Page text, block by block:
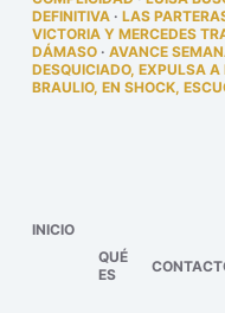
DEFINITIVA· LAS
VICTORIA Y MERCEDES
DÁMASO· AVANCE
DESQUICIADO, EXPULSA
BRAULIO, EN SHOCK,
INICIO
QUÉ
ES